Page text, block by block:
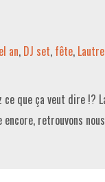
an, DJ set, fête,
ce que ça veut dire
retrouvons